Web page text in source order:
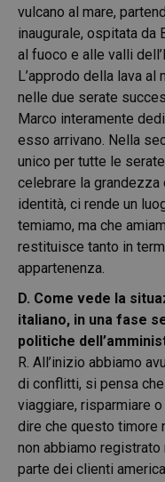
vulcano al mare,
inaugurale, ospitata da
al fuoco e alle valli
L’approdo della lava al
nelle due serate
Marco interamente
esso arrivano. Nella
unico per tutte le
celebrare la grandezza
identità, ci rende un
temiamo, ma che
restituisce tanto in
appartenenza.
D. Come vede la
italiano, in una fase
politiche
R. All’inizio abbiamo
di conflitti, si pensa
viaggiare, risparmiare
dire che questo timore
non abbiamo
parte dei clienti